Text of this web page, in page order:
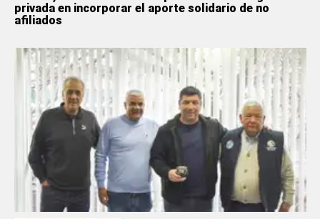
privada en incorporar el aporte solidario de no
afiliados